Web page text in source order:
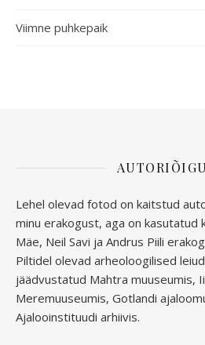
Viimne puhkepaik
Lehel olevad fotod on kaitstud
minu erakogust, aga on kasutatud
Mäe, Neil Savi ja Andrus Piili
Piltidel olevad arheoloogilised
jäädvustatud Mahtra muuseumis,
Meremuuseumis, Gotlandi
Ajalooinstituudi arhiivis.